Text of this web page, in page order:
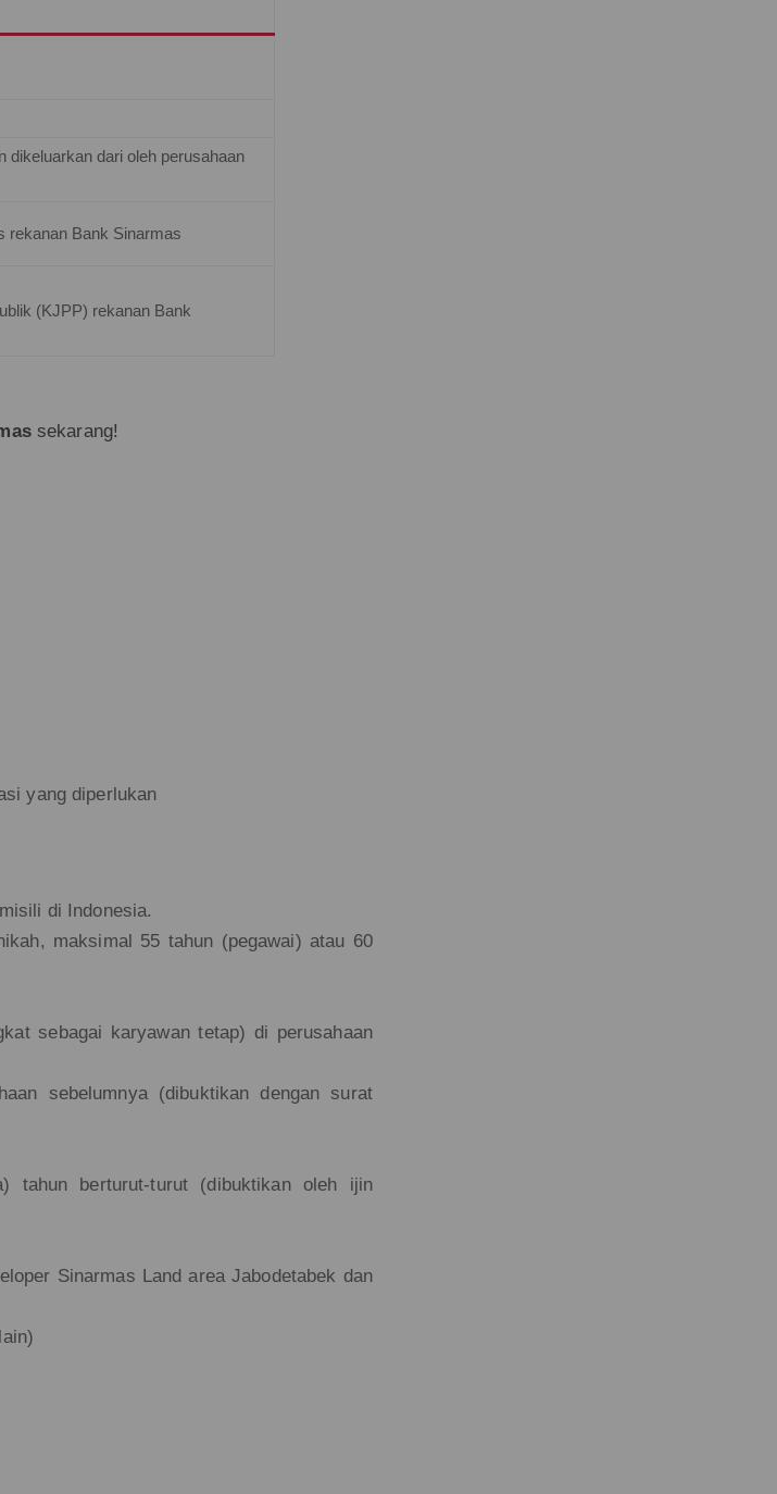
dikeluarkan dari oleh perusahaan
rekanan Bank Sinarmas
(KJPP) rekanan Bank
sekarang!
yang diperlukan
di Indonesia.
maksimal 55 tahun (pegawai) atau 60
sebagai karyawan tetap) di perusahaan
sebelumnya (dibuktikan dengan surat
tahun berturut-turut (dibuktikan oleh ijin
Sinarmas Land area Jabodetabek dan